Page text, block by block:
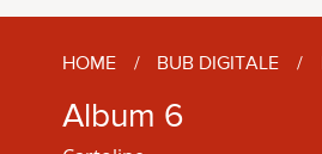
HOME / BUB DIGITALE /
Album 6